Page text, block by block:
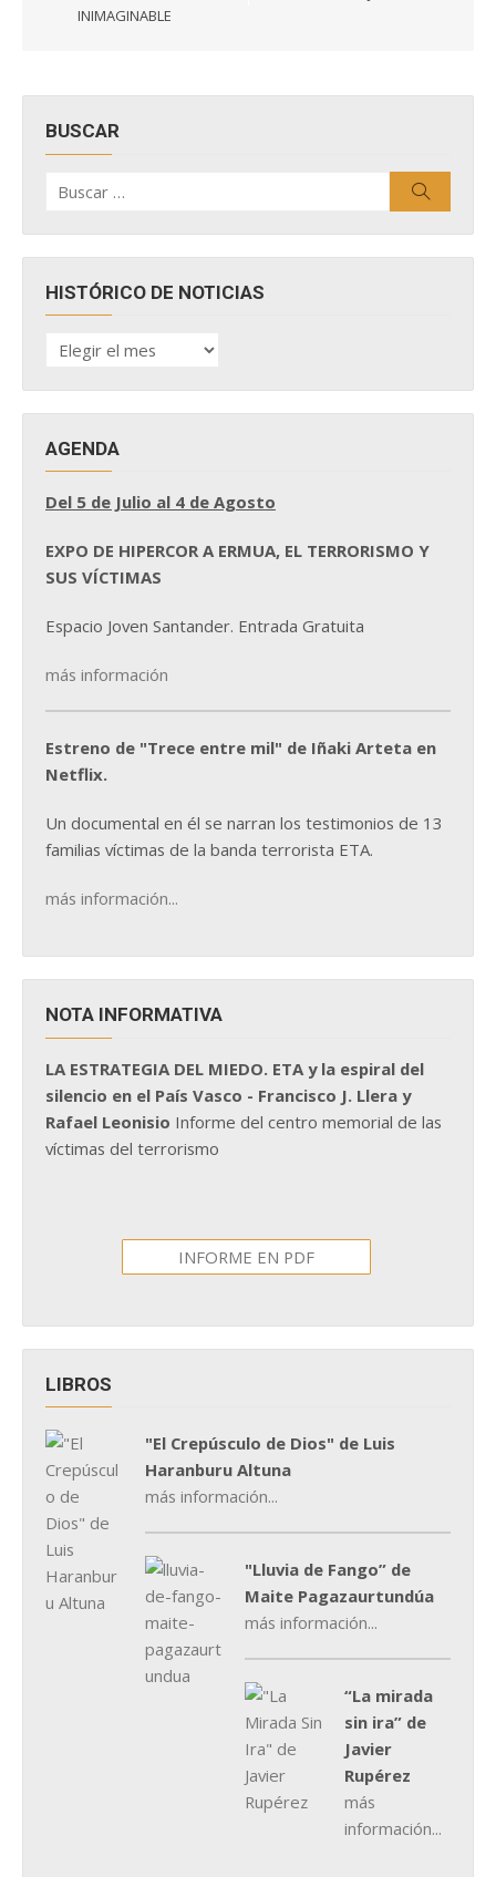
entradas
INIMAGINABLE
BUSCAR
por:
HISTÓRICO DE NOTICIAS
HISTÓRICO
DE
AGENDA
Del 5 de Julio al 4 de Agosto
EXPO DE HIPERCOR A ERMUA, EL TERRORISMO Y
SUS VÍCTIMAS
Espacio Joven Santander. Entrada Gratuita
más información
Estreno de "Trece entre mil" de Iñaki Arteta en
Netflix.
Un documental en él se narran los testimonios de 13
familias víctimas de la banda terrorista ETA.
más información...
NOTA INFORMATIVA
LA ESTRATEGIA DEL MIEDO. ETA y la espiral del
silencio en el País Vasco - Francisco J. Llera y
Rafael Leonisio Informe del centro memorial de las
víctimas del terrorismo
INFORME EN PDF
LIBROS
"El Crepúsculo de Dios" de Luis
Haranburu Altuna
más información...
"Lluvia de Fango” de
Maite Pagazaurtundúa
más información...
“La mirada
sin ira” de
Javier
Rupérez
más
información...